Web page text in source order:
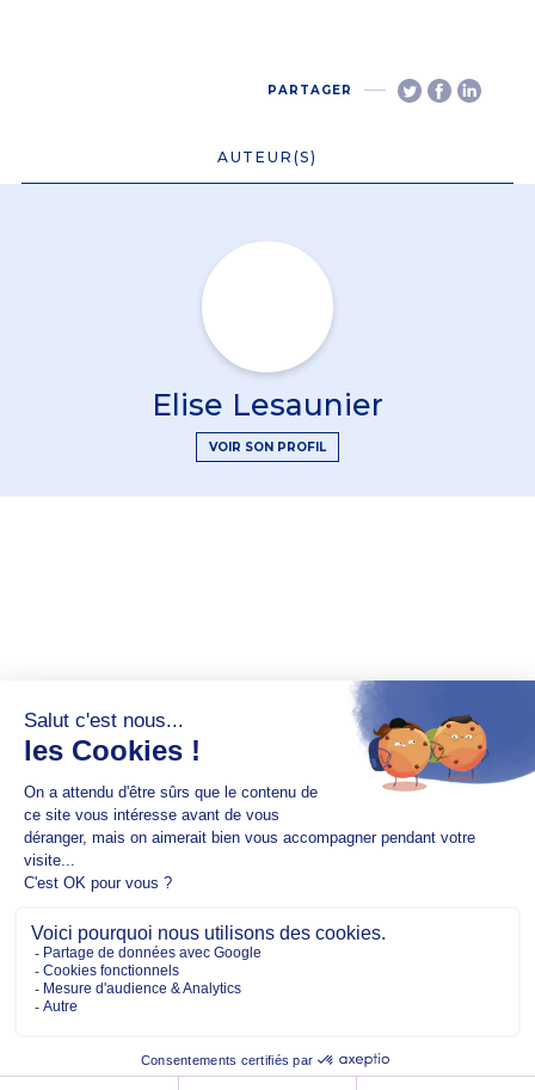
PARTAGER
AUTEUR(S)
Elise Lesaunier
VOIR SON PROFIL
Copyright @2026 EM Normandie